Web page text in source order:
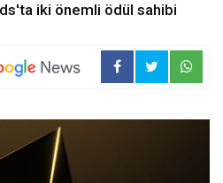
iki önemli ödül sahibi